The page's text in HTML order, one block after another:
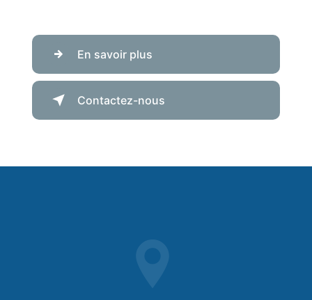
En savoir plus
Contactez-nous